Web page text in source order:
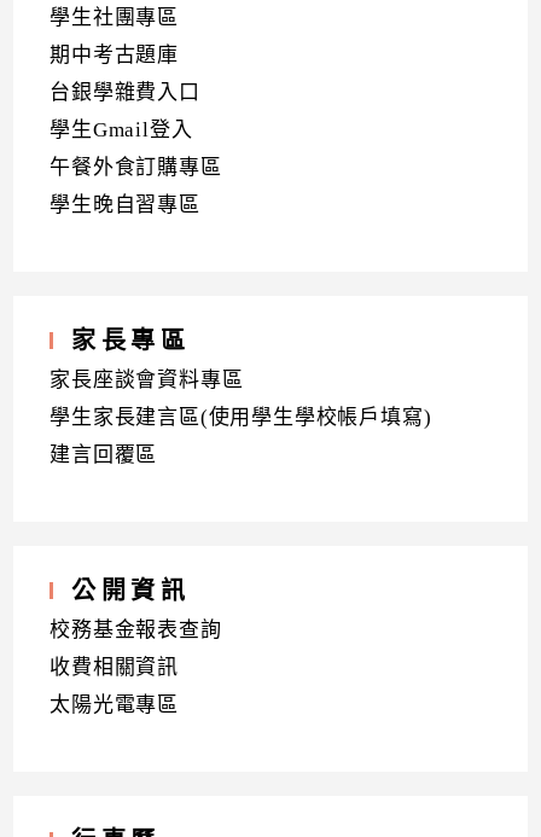
學生社團專區
期中考古題庫
台銀學雜費入口
學生Gmail登入
午餐外食訂購專區
學生晚自習專區
家長專區
家長座談會資料專區
學生家長建言區(使用學生學校帳戶填寫)
建言回覆區
公開資訊
校務基金報表查詢
收費相關資訊
太陽光電專區